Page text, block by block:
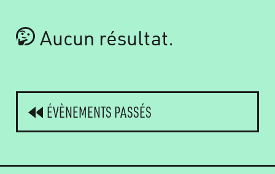
Aucun résultat.
ÉVÈNEMENTS PASSÉS